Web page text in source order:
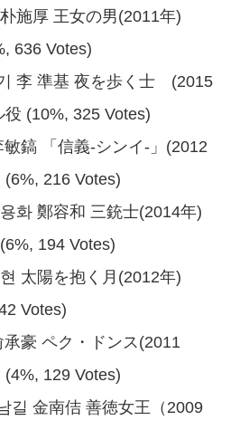
施厚 王女の男(2011年)
636 Votes)
李 準基 夜を歩く士 (2015
(10%, 325 Votes)
鎬 「信義-シンイ-」(2012
216 Votes)
화 鄭容和 三銃士(2014年)
194 Votes)
太陽を抱く月(2012年)
Votes)
豪 ペク・ドンス(2011
129 Votes)
金南佶 善徳女王（2009